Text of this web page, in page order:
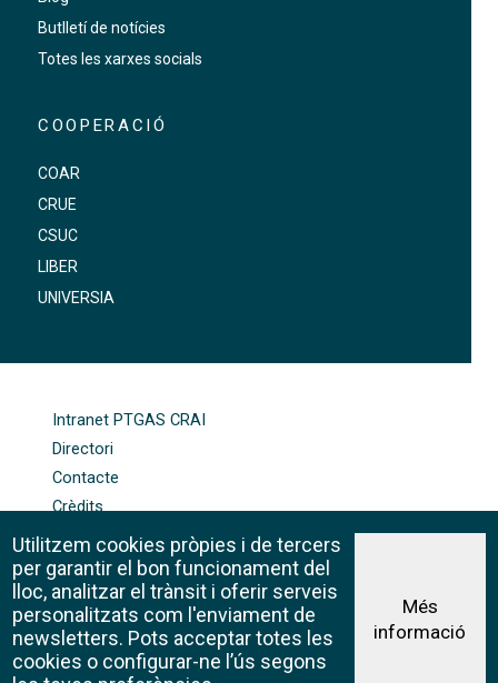
Butlletí de notícies
Totes les xarxes socials
COOPERACIÓ
COAR
CRUE
CSUC
LIBER
UNIVERSIA
Intranet PTGAS CRAI
Directori
Contacte
Crèdits
Política de galetes
Avís legal
©CRAI Universitat de Barcelona
Creative Commons 4.0
Utilitzem cookies pròpies i de tercers
per garantir el bon funcionament del
lloc, analitzar el trànsit i oferir serveis
personalitzats com l'enviament de
newsletters. Pots acceptar totes les
cookies o configurar-ne l’ús segons
Més
informació